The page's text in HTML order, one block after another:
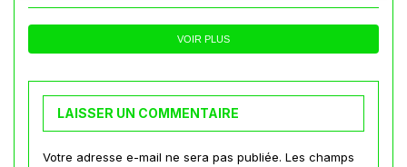
VOIR PLUS
LAISSER UN COMMENTAIRE
Votre adresse e-mail ne sera pas publiée. Les champs